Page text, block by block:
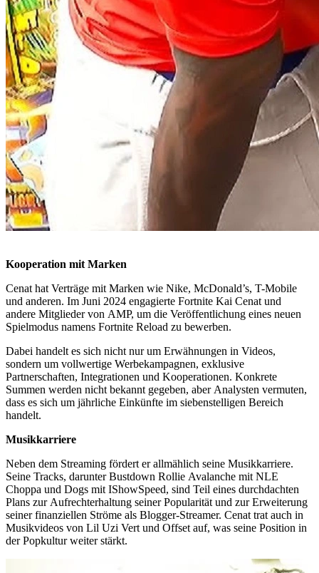
Kooperation mit Marken
Cenat hat Verträge mit Marken wie Nike, McDonald’s, T-Mobile
und anderen. Im Juni 2024 engagierte Fortnite Kai Cenat und
andere Mitglieder von AMP, um die Veröffentlichung eines neuen
Spielmodus namens Fortnite Reload zu bewerben.
Dabei handelt es sich nicht nur um Erwähnungen in Videos,
sondern um vollwertige Werbekampagnen, exklusive
Partnerschaften, Integrationen und Kooperationen. Konkrete
Summen werden nicht bekannt gegeben, aber Analysten vermuten,
dass es sich um jährliche Einkünfte im siebenstelligen Bereich
handelt.
Musikkarriere
Neben dem Streaming fördert er allmählich seine Musikkarriere.
Seine Tracks, darunter Bustdown Rollie Avalanche mit NLE
Choppa und Dogs mit IShowSpeed, sind Teil eines durchdachten
Plans zur Aufrechterhaltung seiner Popularität und zur Erweiterung
seiner finanziellen Ströme als Blogger-Streamer. Cenat trat auch in
Musikvideos von Lil Uzi Vert und Offset auf, was seine Position in
der Popkultur weiter stärkt.